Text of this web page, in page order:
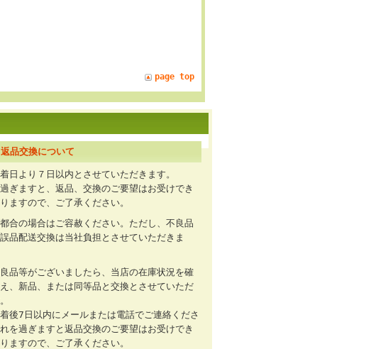
page top
返品交換について
日より７日以内とさせていただきます。
ぎますと、返品、交換のご要望はお受けでき
ますので、ご了承ください。
合の場合はご容赦ください。ただし、不良品
品配送交換は当社負担とさせていただきま
品等がございましたら、当店の在庫状況を確
、新品、または同等品と交換とさせていただ
後7日以内にメールまたは電話でご連絡くださ
を過ぎますと返品交換のご要望はお受けでき
ますので、ご了承ください。